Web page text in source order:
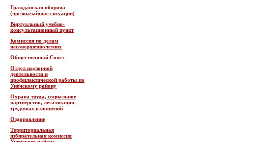
Гражданская оборона
(чрезвычайные ситуации)
Виртуальный учебно-
консультационный пункт
Комиссия по делам
несовершеннолетних
Общественный Совет
Отдел надзорной
деятельности и
профилактической работы по
Унечскому району
Охрана труда, социальное
партнерство, легализация
трудовых отношений
Оздоровление
Территориальная
избирательная комиссия